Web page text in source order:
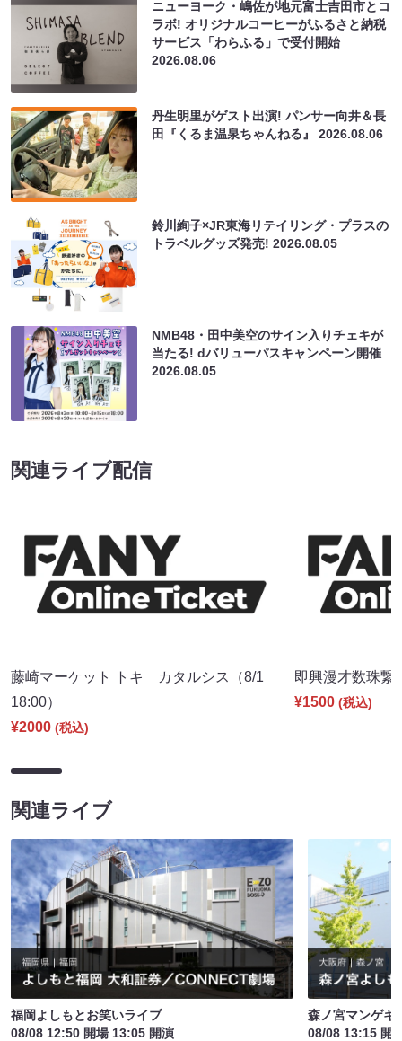
ニューヨーク・嶋佐が地元富士吉田市とコ
ラボ! オリジナルコーヒーがふるさと納税
サービス「わらふる」で受付開始
2026.08.06
丹生明里がゲスト出演! パンサー向井＆長
田『くるま温泉ちゃんねる』2026.08.06
鈴川絢子×JR東海リテイリング・プラスの
トラベルグッズ発売!2026.08.05
NMB48・田中美空のサイン入りチェキが
当たる! dバリューパスキャンペーン開催
2026.08.05
関連ライブ配信
藤崎マーケット トキ カタルシス（8/1
18:00）
¥2000 (税込)
即興漫才数珠
¥1500 (税込)
関連ライブ
福岡よしもとお笑いライブ
08/08 12:50 開場 13:05 開演
森ノ宮マンゲキ
08/08 13:15 開